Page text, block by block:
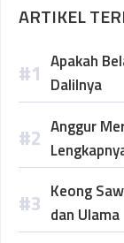
ARTIKEL
Apakah
Dalilnya
Anggur
Keong
dan Ulama